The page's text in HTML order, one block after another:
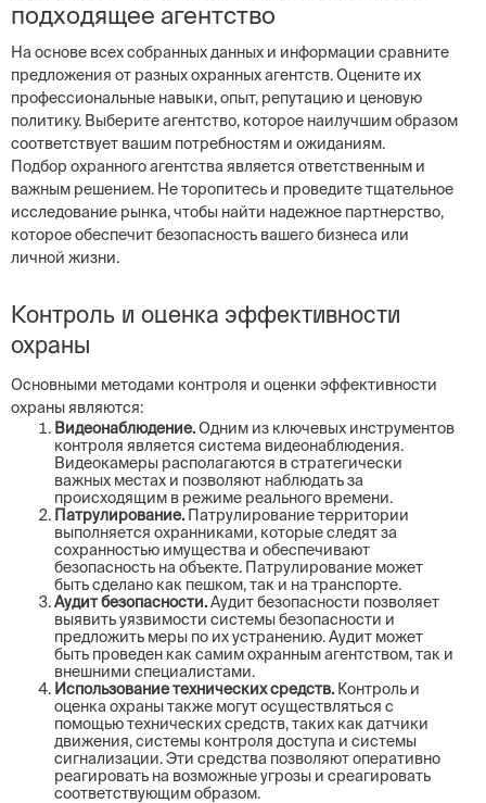
подходящее агентство
На основе всех собранных данных и информации сравните
предложения от разных охранных агентств. Оцените их
профессиональные навыки, опыт, репутацию и ценовую
политику. Выберите агентство, которое наилучшим образом
соответствует вашим потребностям и ожиданиям.
Подбор охранного агентства является ответственным и
важным решением. Не торопитесь и проведите тщательное
исследование рынка, чтобы найти надежное партнерство,
которое обеспечит безопасность вашего бизнеса или
личной жизни.
Контроль и оценка эффективности
охраны
Основными методами контроля и оценки эффективности
охраны являются:
Видеонаблюдение.Одним из ключевых инструментов
контроля является система видеонаблюдения.
Видеокамеры располагаются в стратегически
важных местах и позволяют наблюдать за
происходящим в режиме реального времени.
Патрулирование. Патрулирование территории
выполняется охранниками, которые следят за
сохранностью имущества и обеспечивают
безопасность на объекте. Патрулирование может
быть сделано как пешком, так и на транспорте.
Аудит безопасности.Аудит безопасности позволяет
выявить уязвимости системы безопасности и
предложить меры по их устранению. Аудит может
быть проведен как самим охранным агентством, так и
внешними специалистами.
Использование технических средств. Контроль и
оценка охраны также могут осуществляться с
помощью технических средств, таких как датчики
движения, системы контроля доступа и системы
сигнализации. Эти средства позволяют оперативно
реагировать на возможные угрозы и среагировать
соответствующим образом.